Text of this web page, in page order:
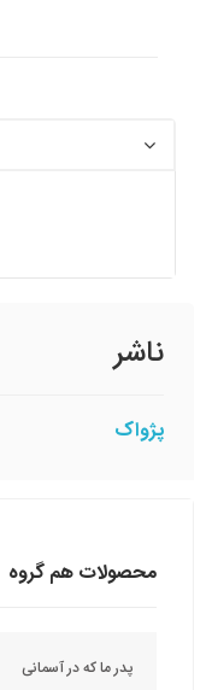
ناشر
پژواک
محصولات هم گروه
پدر ما که در آسمانی